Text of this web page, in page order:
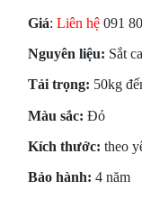
Giá:Liên hệ 091
Nguyên liệu: Sắt
Tải trọng: 50kg
Màu sắc: Đỏ
Kích thước: theo
Bảo hành: 4 năm